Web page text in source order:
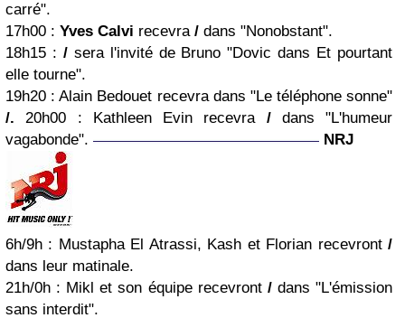
carré".
17h00 : Yves Calvi recevra / dans "Nonobstant".
18h15 : / sera l'invité de Bruno "Dovic dans Et pourtant
elle tourne".
19h20 : Alain Bedouet recevra dans "Le téléphone sonne"
/.
20h00 : Kathleen Evin recevra /
dans "L'humeur
vagabonde".
NRJ
6h/9h : Mustapha El Atrassi, Kash et Florian recevront /
dans leur matinale.
21h/0h : Mikl et son équipe recevront /dans "L'émission
sans interdit".